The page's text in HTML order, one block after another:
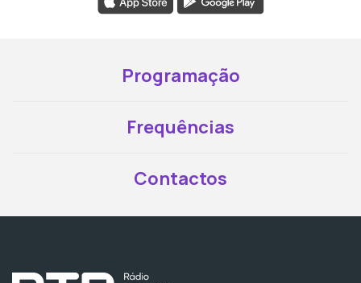
Programação
Frequências
Contactos